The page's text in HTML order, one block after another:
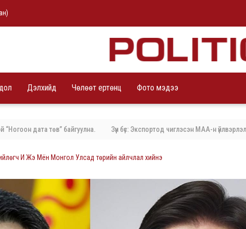
)
Дэлхийд Чөлөөт ертөнц Фото мэдээ
дата төв” байгуулна. Зүүн бүс: Экспортод чиглэсэн МАА-н үйлвэрлэлийг
И Жэ Мён Монгол Улсад төрийн айлчлал хийнэ